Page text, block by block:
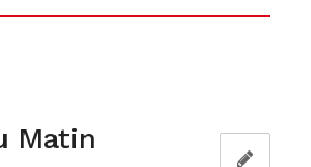
Matin